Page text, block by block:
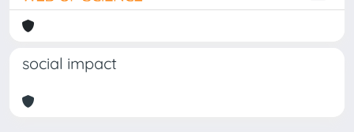
social impact